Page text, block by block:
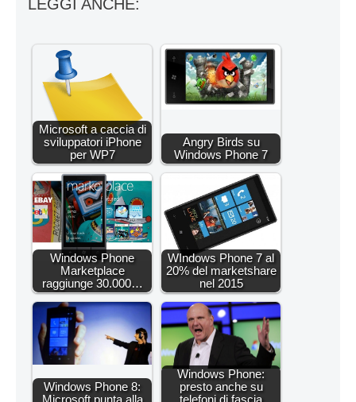
LEGGI ANCHE:
Microsoft a caccia di
sviluppatori iPhone
per WP7
Angry Birds su
Windows Phone 7
Windows Phone
Marketplace
raggiunge 30.000…
WIndows Phone 7 al
20% del marketshare
nel 2015
Windows Phone 8:
Microsoft punta alla
Windows Phone:
presto anche su
telefoni di fascia